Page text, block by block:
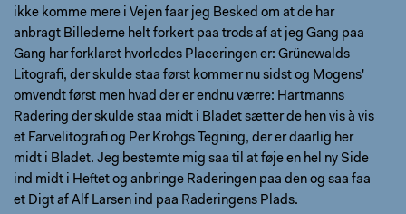
ikke komme mere i Vejen faar jeg Besked om at de har
anbragt Billederne helt forkert paa trods af at jeg Gang paa
Gang har forklaret hvorledes Placeringen er: Grünewalds
Litografi, der skulde staa først kommer nu sidst og Mogens'
omvendt først men hvad der er endnu værre: Hartmanns
Radering der skulde staa midt i Bladet sætter de hen vis à vis
et Farvelitografi og Per Krohgs Tegning, der er daarlig her
midt i Bladet. Jeg bestemte mig saa til at føje en hel ny Side
ind midt i Heftet og anbringe Raderingen paa den og saa faa
et Digt af Alf Larsen ind paa Raderingens Plads.